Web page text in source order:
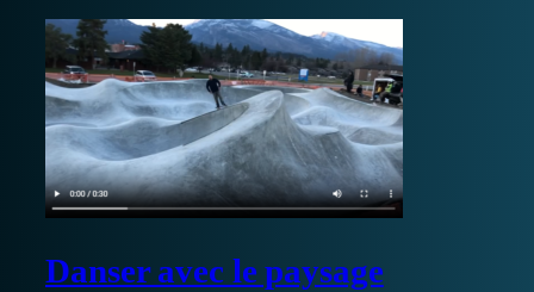
Danser avec le paysage